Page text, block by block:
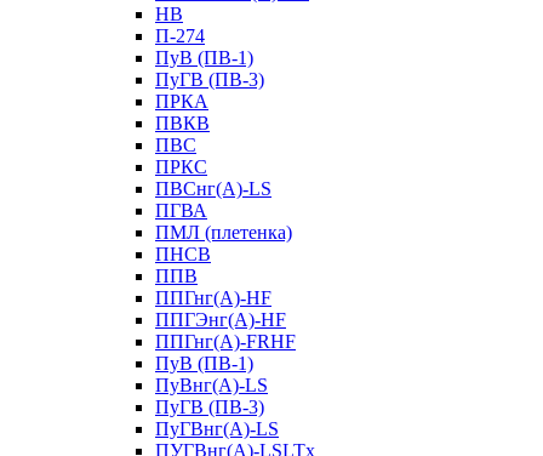
НВ
П-274
ПуВ (ПВ-1)
ПуГВ (ПВ-3)
ПРКА
ПВКВ
ПВС
ПРКС
ПВСнг(А)-LS
ПГВА
ПМЛ (плетенка)
ПНСВ
ППВ
ППГнг(А)-HF
ППГЭнг(А)-HF
ППГнг(А)-FRHF
ПуВ (ПВ-1)
ПуВнг(А)-LS
ПуГВ (ПВ-3)
ПуГВнг(А)-LS
ПУГВнг(А)-LSLTx